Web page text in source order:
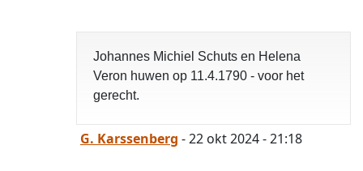
Johannes Michiel Schuts en Helena
Veron huwen op 11.4.1790 - voor het
gerecht.
G. Karssenberg - 22 okt 2024 - 21:18